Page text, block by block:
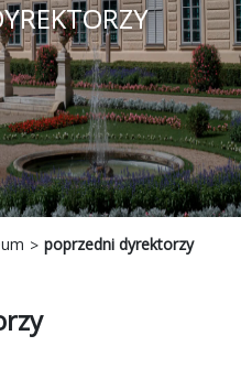
poprzedni dyrektorzy